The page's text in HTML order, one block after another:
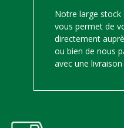
Notre large stock
vous permet de
directement
ou bien de nous
avec une